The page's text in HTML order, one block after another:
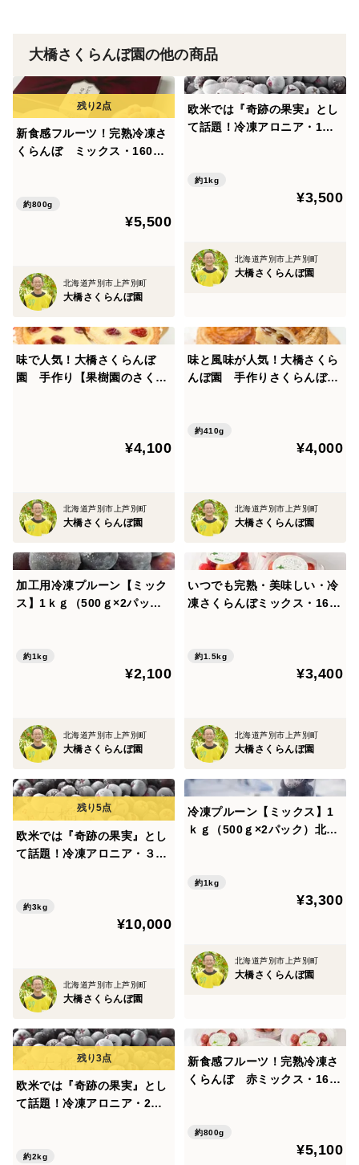
大橋さくらんぼ園の他の商品
新食感フルーツ！完熟冷凍さ
くらんぼ ミックス・160g×
約800g
¥5,500
北海道芦別市上芦別町
大橋さくらんぼ園
欧米では『奇跡の果実』とし
て話題！冷凍アロニア・1ｋ
約1kg
¥3,500
北海道芦別市上芦別町
大橋さくらんぼ園
味で人気！大橋さくらんぼ
園 手作り【果樹園のさくら
¥4,100
北海道芦別市上芦別町
大橋さくらんぼ園
味と風味が人気！大橋さくら
んぼ園 手作りさくらんぼパ
約410g
¥4,000
北海道芦別市上芦別町
大橋さくらんぼ園
加工用冷凍プルーン【ミック
ス】1ｋｇ（500ｇ×2パッ
約1kg
¥2,100
北海道芦別市上芦別町
大橋さくらんぼ園
いつでも完熟・美味しい・冷
凍さくらんぼミックス・160
園】
約1.5kg
¥3,400
北海道芦別市上芦別町
大橋さくらんぼ園
欧米では『奇跡の果実』とし
て話題！冷凍アロニア・３ｋ
約3kg
¥10,000
北海道芦別市上芦別町
大橋さくらんぼ園
冷凍プルーン【ミックス】1
ｋｇ（500ｇ×2パック）北海
約1kg
¥3,300
北海道芦別市上芦別町
大橋さくらんぼ園
欧米では『奇跡の果実』とし
て話題！冷凍アロニア・2ｋ
約2kg
新食感フルーツ！完熟冷凍さ
くらんぼ 赤ミックス・160
園】
約800g
¥5,100